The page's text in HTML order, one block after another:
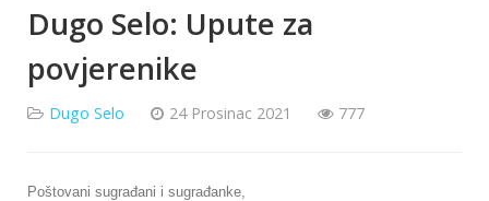
Dugo Selo: Upute za
povjerenike
Dugo Selo 24 Prosinac 2021 777
Poštovani sugrađani i sugrađanke,